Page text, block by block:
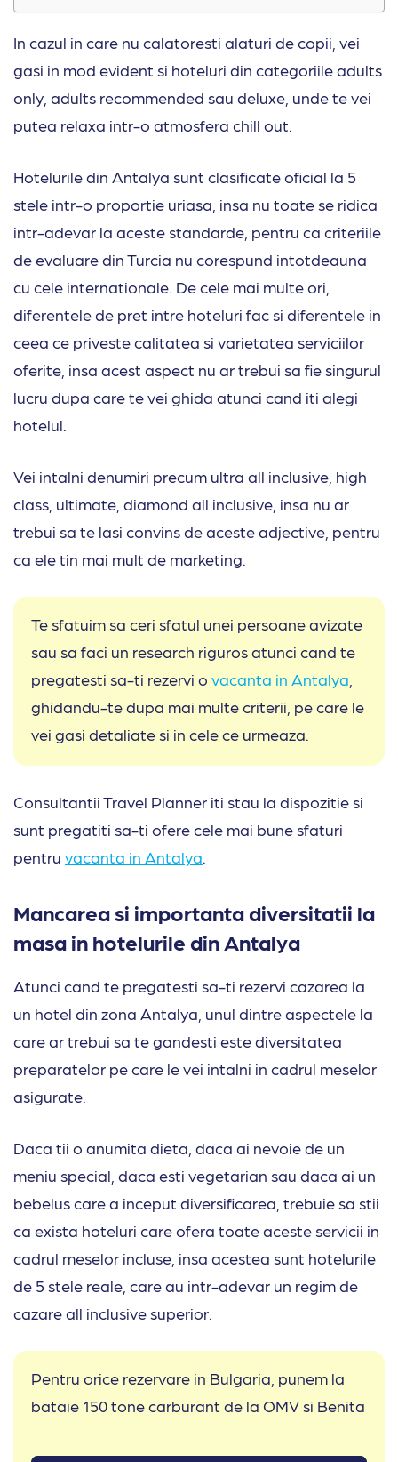
In cazul in care nu calatoresti alaturi de copii, vei
gasi in mod evident si hoteluri din categoriile adults
only, adults recommended sau deluxe, unde te vei
putea relaxa intr-o atmosfera chill out.
Hotelurile din Antalya sunt clasificate oficial la 5
stele intr-o proportie uriasa, insa nu toate se ridica
intr-adevar la aceste standarde, pentru ca criteriile
de evaluare din Turcia nu corespund intotdeauna
cu cele internationale. De cele mai multe ori,
diferentele de pret intre hoteluri fac si diferentele in
ceea ce priveste calitatea si varietatea serviciilor
oferite, insa acest aspect nu ar trebui sa fie singurul
lucru dupa care te vei ghida atunci cand iti alegi
hotelul.
Vei intalni denumiri precum ultra all inclusive, high
class, ultimate, diamond all inclusive, insa nu ar
trebui sa te lasi convins de aceste adjective, pentru
ca ele tin mai mult de marketing.
Te sfatuim sa ceri sfatul unei persoane avizate
sau sa faci un research riguros atunci cand te
pregatesti sa-ti rezervi o vacanta in Antalya
ghidandu-te dupa mai multe criterii, pe care le
vei gasi detaliate si in cele ce urmeaza.
Consultantii Travel Planner iti stau la dispozitie si
sunt pregatiti sa-ti ofere cele mai bune sfaturi
pentru vacanta in Antalya
Mancarea si importanta diversitatii la
masa in hotelurile din Antalya
Atunci cand te pregatesti sa-ti rezervi cazarea la
un hotel din zona Antalya, unul dintre aspectele la
care ar trebui sa te gandesti este diversitatea
preparatelor pe care le vei intalni in cadrul meselor
asigurate.
Daca tii o anumita dieta, daca ai nevoie de un
meniu special, daca esti vegetarian sau daca ai un
bebelus care a inceput diversificarea, trebuie sa stii
ca exista hoteluri care ofera toate aceste servicii in
cadrul meselor incluse, insa acestea sunt hotelurile
de 5 stele reale, care au intr-adevar un regim de
cazare all inclusive superior.
Pentru orice rezervare in Bulgaria, punem la
bataie 150 tone carburant de la OMV si Benita